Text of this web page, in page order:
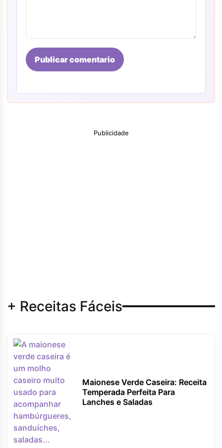
Publicar comentario
Publicidade
+ Receitas Fáceis
Maionese Verde Caseira: Receita
Temperada Perfeita Para
Lanches e Saladas